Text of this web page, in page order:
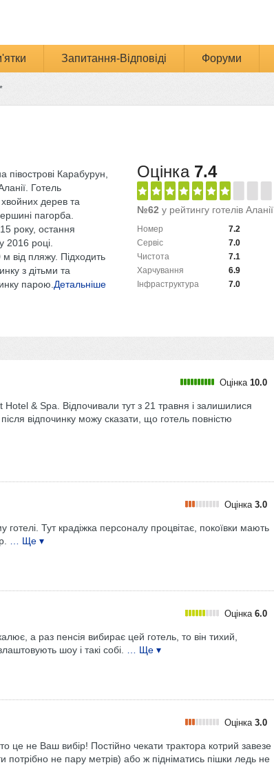
Запитання-Відповіді Форуми
Оцінка 7.4
№62 у рейтингу готелів Аланії
7.2
Номер
7.0
Сервіс
7.1
Чистота
6.9
Харчування
7.0
Інфраструктура
півострові Карабурун,
Готель
дерев та
пагорба.
року, остання
2016 році.
від пляжу. Підходить
з дітьми та
парою. Детальніше
Оцінка 10.0
& Spa. Відпочивали тут з 21 травня і залишилися
відпочинку можу сказати, що готель повністю
Оцінка 3.0
Тут крадіжка персоналу процвітає, покоївки мають
… Ще ▾
Оцінка 6.0
а раз пенсія вибирає цей готель, то він тихий,
шоу і такі собі.
… Ще ▾
Оцінка 3.0
це не Ваш вибір! Постійно чекати трактора котрий завезе
потрібно не пару метрів) або ж підніматись пішки ледь не